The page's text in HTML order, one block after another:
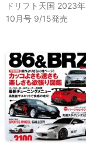
ドリフト天国 2023年
10月号 9/15発売